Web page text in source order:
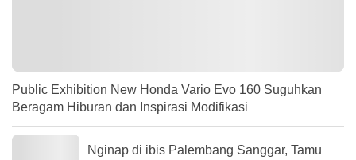
Public Exhibition New Honda Vario Evo 160 Suguhkan
Beragam Hiburan dan Inspirasi Modifikasi
Nginap di ibis Palembang Sanggar, Tamu